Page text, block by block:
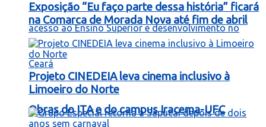
Obras do ITA e do campus Iracema-UFC
Exposição “Eu faço parte dessa história” ficará
na Comarca de Morada Nova até fim de abril
Projeto CINEDEIA leva cinema inclusivo à
Limoeiro do Norte